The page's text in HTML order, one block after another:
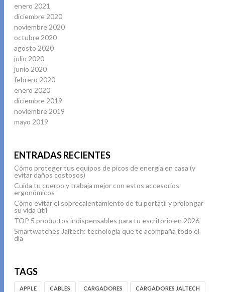
enero 2021
diciembre 2020
noviembre 2020
octubre 2020
agosto 2020
julio 2020
junio 2020
febrero 2020
enero 2020
diciembre 2019
noviembre 2019
mayo 2019
ENTRADAS RECIENTES
Cómo proteger tus equipos de picos de energía en casa (y
evitar daños costosos)
Cuida tu cuerpo y trabaja mejor con estos accesorios
ergonómicos
Cómo evitar el sobrecalentamiento de tu portátil y prolongar
su vida útil
TOP 5 productos indispensables para tu escritorio en 2026
Smartwatches Jaltech: tecnología que te acompaña todo el
día
TAGS
APPLE CABLES CARGADORES CARGADORES JALTECH